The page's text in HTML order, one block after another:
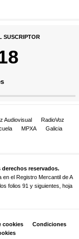
SUSCRIPTOR
Audiovisual
RadioVoz
MPXA
Galicia
reservados.
en el Registro Mercantil de A
folios 91 y siguientes, hoja
cookies
Condiciones